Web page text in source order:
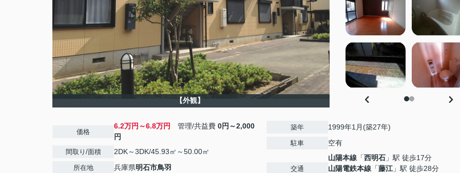
【外観】
価格
6.2万円～6.8万円 管理/共益費 0円～2,000
円
間取り/面積 2DK～3DK/45.93㎡～50.00㎡
所在地 兵庫県明石市鳥羽
築年 1999年1月(築27年)
駐車 空有
交通
山陽本線 「西明石 」駅 徒歩17分
山陽電鉄本線 「藤江 」駅 徒歩28分